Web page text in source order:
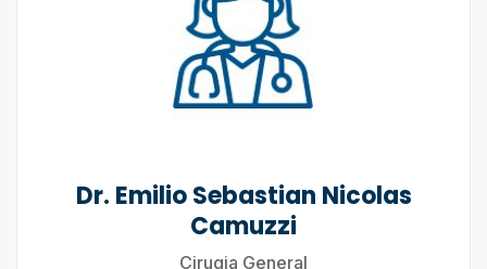
Dr. Emilio Sebastian Nicolas
Camuzzi
Cirugia General